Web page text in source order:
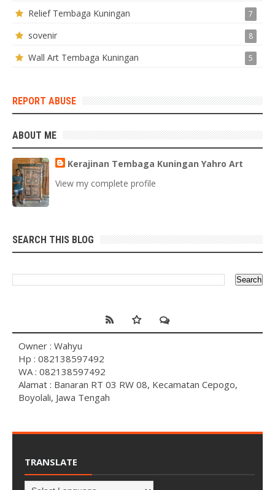
Relief Tembaga Kuningan 7
sovenir 8
Wall Art Tembaga Kuningan 5
REPORT ABUSE
ABOUT ME
Kerajinan Tembaga Kuningan Yahro Art
View my complete profile
SEARCH THIS BLOG
Owner : Wahyu
Hp : 082138597492
WA : 082138597492
Alamat : Banaran RT 03 RW 08, Kecamatan Cepogo,
Boyolali, Jawa Tengah
TRANSLATE